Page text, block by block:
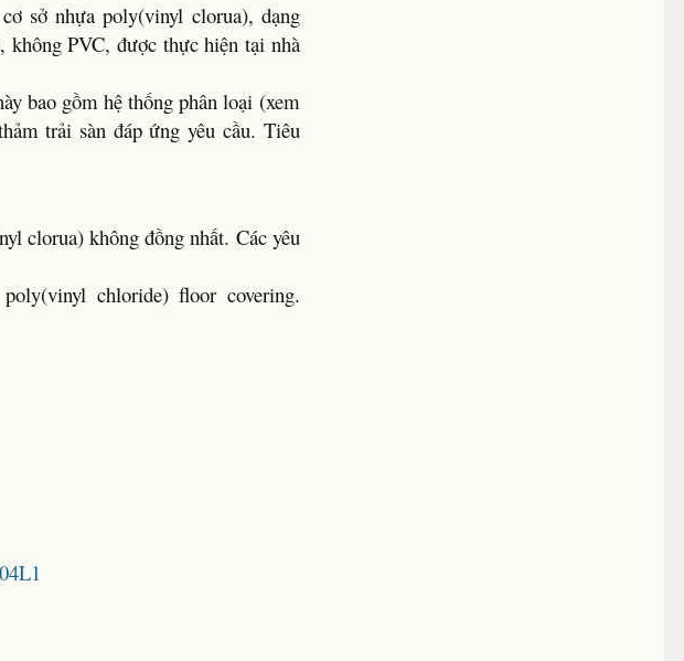
sở nhựa poly(vinyl clorua), dạng
không PVC, được thực hiện tại nhà
bao gồm hệ thống phân loại (xem
trải sàn đáp ứng yêu cầu. Tiêu
clorua) không đồng nhất. Các yêu
chloride) floor covering.